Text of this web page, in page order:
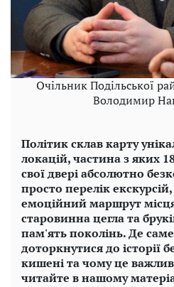
Очільник Подільської
Володимир
Політик склав карту
локацій, частина з яких
свої двері абсолютно
просто перелік
емоційний маршрут
старовинна цегла та
пам'ять поколінь. Де
доторкнутися до історії
кишені та чому це
читайте в нашому